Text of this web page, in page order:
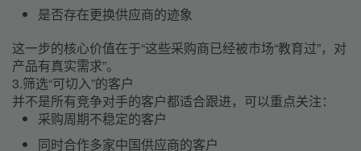
是否存在更换供应商的迹象
这一步的核心价值在于“这些采购商已经被市场“教育过”，对
产品有真实需求”。
3.筛选“可切入”的客户
并不是所有竞争对手的客户都适合跟进，可以重点关注：
采购周期不稳定的客户
同时合作多家中国供应商的客户